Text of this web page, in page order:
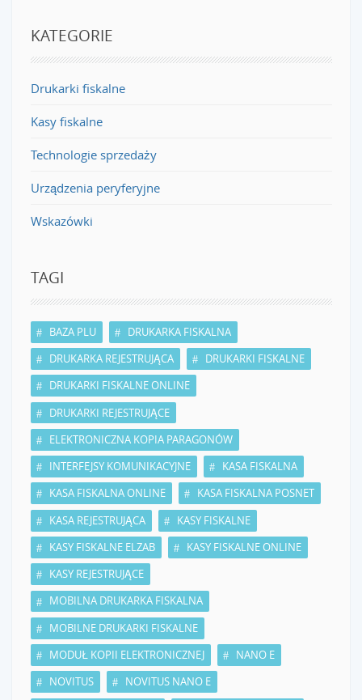
KATEGORIE
Drukarki fiskalne
Kasy fiskalne
Technologie sprzedaży
Urządzenia peryferyjne
Wskazówki
TAGI
BAZA PLU
DRUKARKA FISKALNA
DRUKARKA REJESTRUJĄCA
DRUKARKI FISKALNE
DRUKARKI FISKALNE ONLINE
DRUKARKI REJESTRUJĄCE
ELEKTRONICZNA KOPIA PARAGONÓW
INTERFEJSY KOMUNIKACYJNE
KASA FISKALNA
KASA FISKALNA ONLINE
KASA FISKALNA POSNET
KASA REJESTRUJĄCA
KASY FISKALNE
KASY FISKALNE ELZAB
KASY FISKALNE ONLINE
KASY REJESTRUJĄCE
MOBILNA DRUKARKA FISKALNA
MOBILNE DRUKARKI FISKALNE
MODUŁ KOPII ELEKTRONICZNEJ
NANO E
NOVITUS
NOVITUS NANO E